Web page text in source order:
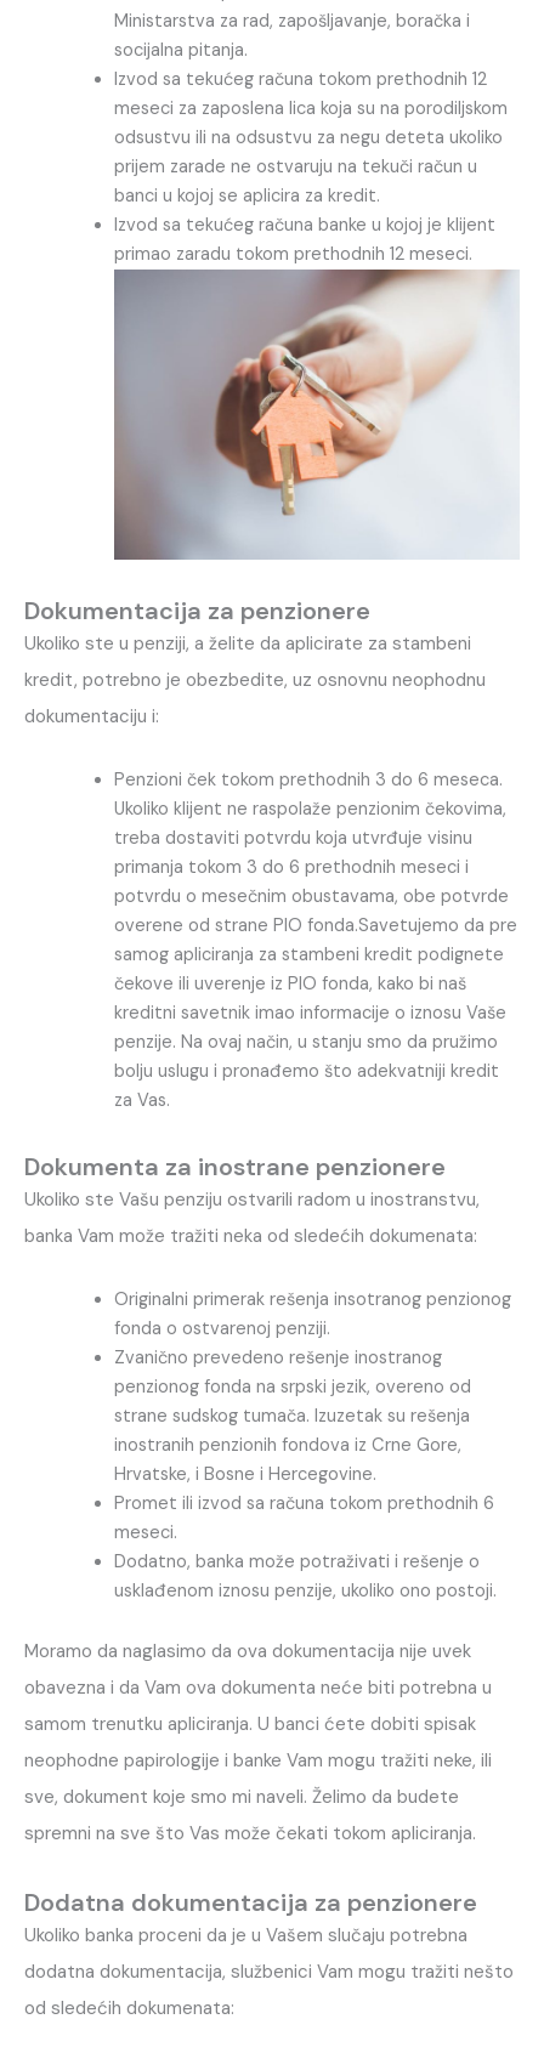
Ministarstva za rad, zapošljavanje, boračka i
socijalna pitanja.
Izvod sa tekućeg računa tokom prethodnih 12
meseci za zaposlena lica koja su na porodiljskom
odsustvu ili na odsustvu za negu deteta ukoliko
prijem zarade ne ostvaruju na tekuči račun u
banci u kojoj se aplicira za kredit.
Izvod sa tekućeg računa banke u kojoj je klijent
primao zaradu tokom prethodnih 12 meseci.
Dokumentacija za penzionere
Ukoliko ste u penziji, a želite da aplicirate za stambeni
kredit, potrebno je obezbedite, uz osnovnu neophodnu
dokumentaciju i:
Penzioni ček tokom prethodnih 3 do 6 meseca.
Ukoliko klijent ne raspolaže penzionim čekovima,
treba dostaviti potvrdu koja utvrđuje visinu
primanja tokom 3 do 6 prethodnih meseci i
potvrdu o mesečnim obustavama, obe potvrde
overene od strane PIO fonda.Savetujemo da pre
samog apliciranja za stambeni kredit podignete
čekove ili uverenje iz PIO fonda, kako bi naš
kreditni savetnik imao informacije o iznosu Vaše
penzije. Na ovaj način, u stanju smo da pružimo
bolju uslugu i pronađemo što adekvatniji kredit
za Vas.
Dokumenta za inostrane penzionere
Ukoliko ste Vašu penziju ostvarili radom u inostranstvu,
banka Vam može tražiti neka od sledećih dokumenata:
Originalni primerak rešenja insotranog penzionog
fonda o ostvarenoj penziji.
Zvanično prevedeno rešenje inostranog
penzionog fonda na srpski jezik, overeno od
strane sudskog tumača. Izuzetak su rešenja
inostranih penzionih fondova iz Crne Gore,
Hrvatske, i Bosne i Hercegovine.
Promet ili izvod sa računa tokom prethodnih 6
meseci.
Dodatno, banka može potraživati i rešenje o
usklađenom iznosu penzije, ukoliko ono postoji.
Moramo da naglasimo da ova dokumentacija nije uvek
obavezna i da Vam ova dokumenta neće biti potrebna u
samom trenutku apliciranja. U banci ćete dobiti spisak
neophodne papirologije i banke Vam mogu tražiti neke, ili
sve, dokument koje smo mi naveli. Želimo da budete
spremni na sve što Vas može čekati tokom apliciranja.
Dodatna dokumentacija za penzionere
Ukoliko banka proceni da je u Vašem slučaju potrebna
dodatna dokumentacija, službenici Vam mogu tražiti nešto
od sledećih dokumenata: